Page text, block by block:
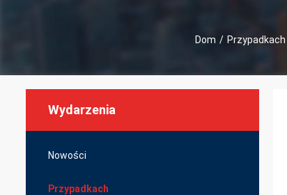
Dom / Przypadkach
Wydarzenia
Nowości
Przypadkach